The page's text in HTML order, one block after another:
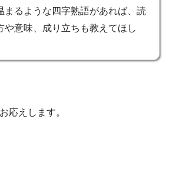
まるような四字熟語があれば、読
や意味、成り立ちも教えてほし
応えします。